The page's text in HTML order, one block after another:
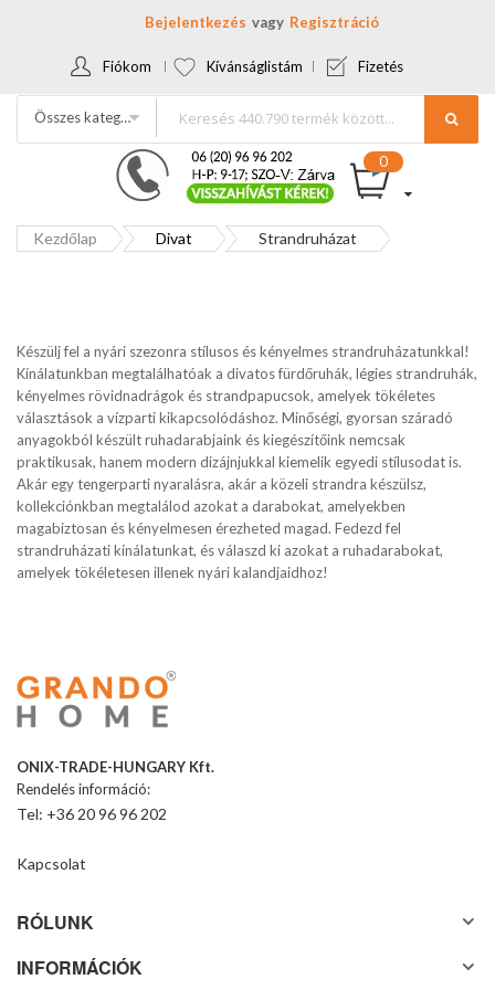
Bejelentkezés Regisztráció
Fiókom Kívánságlistám Fizetés
Összes kategória
Kezdőlap Divat Strandruházat
Készülj fel a nyári szezonra stílusos és kényelmes strandruházatunkkal!
Kínálatunkban megtalálhatóak a divatos fürdőruhák, légies strandruhák,
kényelmes rövidnadrágok és strandpapucsok, amelyek tökéletes
választások a vízparti kikapcsolódáshoz. Minőségi, gyorsan száradó
anyagokból készült ruhadarabjaink és kiegészítőink nemcsak
praktikusak, hanem modern dizájnjukkal kiemelik egyedi stílusodat is.
Akár egy tengerparti nyaralásra, akár a közeli strandra készülsz,
kollekciónkban megtalálod azokat a darabokat, amelyekben
magabiztosan és kényelmesen érezheted magad. Fedezd fel
strandruházati kínálatunkat, és válaszd ki azokat a ruhadarabokat,
amelyek tökéletesen illenek nyári kalandjaidhoz!
ONIX-TRADE-HUNGARY Kft.
Rendelés információ:
Tel: +36 20 96 96 202
Kapcsolat
RÓLUNK
INFORMÁCIÓK